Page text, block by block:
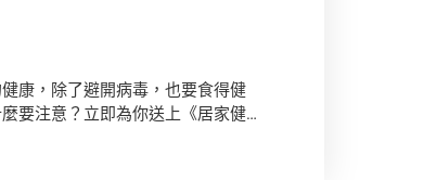
康，除了避開病毒，也要食得健
要注意？立即為你送上《居家健康